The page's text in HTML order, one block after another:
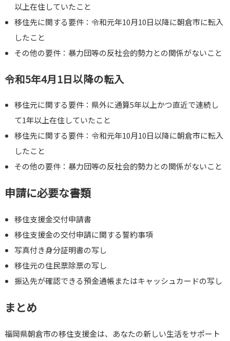
以上在住していたこと
移住先に関する要件：令和元年10月10日以降に朝倉市に転入
したこと
その他の要件：暴力団等の反社会的勢力との関係がないこと
令和5年4月1日以降の転入
移住元に関する要件：県外に通算5年以上かつ直近で連続し
て1年以上在住していたこと
移住先に関する要件：令和元年10月10日以降に朝倉市に転入
したこと
その他の要件：暴力団等の反社会的勢力との関係がないこと
申請に必要な書類
移住支援金交付申請書
移住支援金の交付申請に関する誓約事項
写真付き身分証明書の写し
移住元の住民票除票の写し
振込先が確認できる預金通帳またはキャッシュカードの写し
まとめ
福岡県朝倉市の移住支援金は、あなたの新しい生活をサポート